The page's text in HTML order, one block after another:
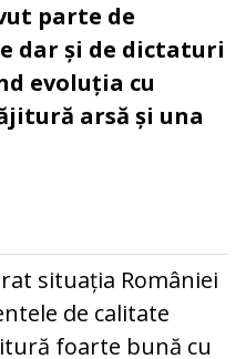
parte de
dar și de dictaturi
evoluția cu
arsă și una
situația României
de calitate
foarte bună cu